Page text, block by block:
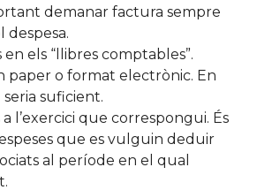
demanar factura sempre
despesa.
els “llibres comptables”.
paper o format electrònic. En
suficient.
l’exercici que correspongui. És
que es vulguin deduir
al període en el qual